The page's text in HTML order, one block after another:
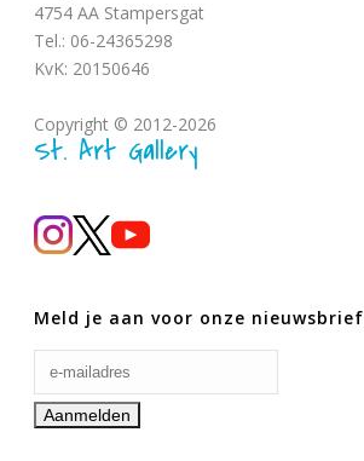
4754 AA Stampersgat
Tel.: 06-24365298
KvK: 20150646
Copyright © 2012-2026
St. Art Gallery
Meld je aan voor onze nieuwsbrief